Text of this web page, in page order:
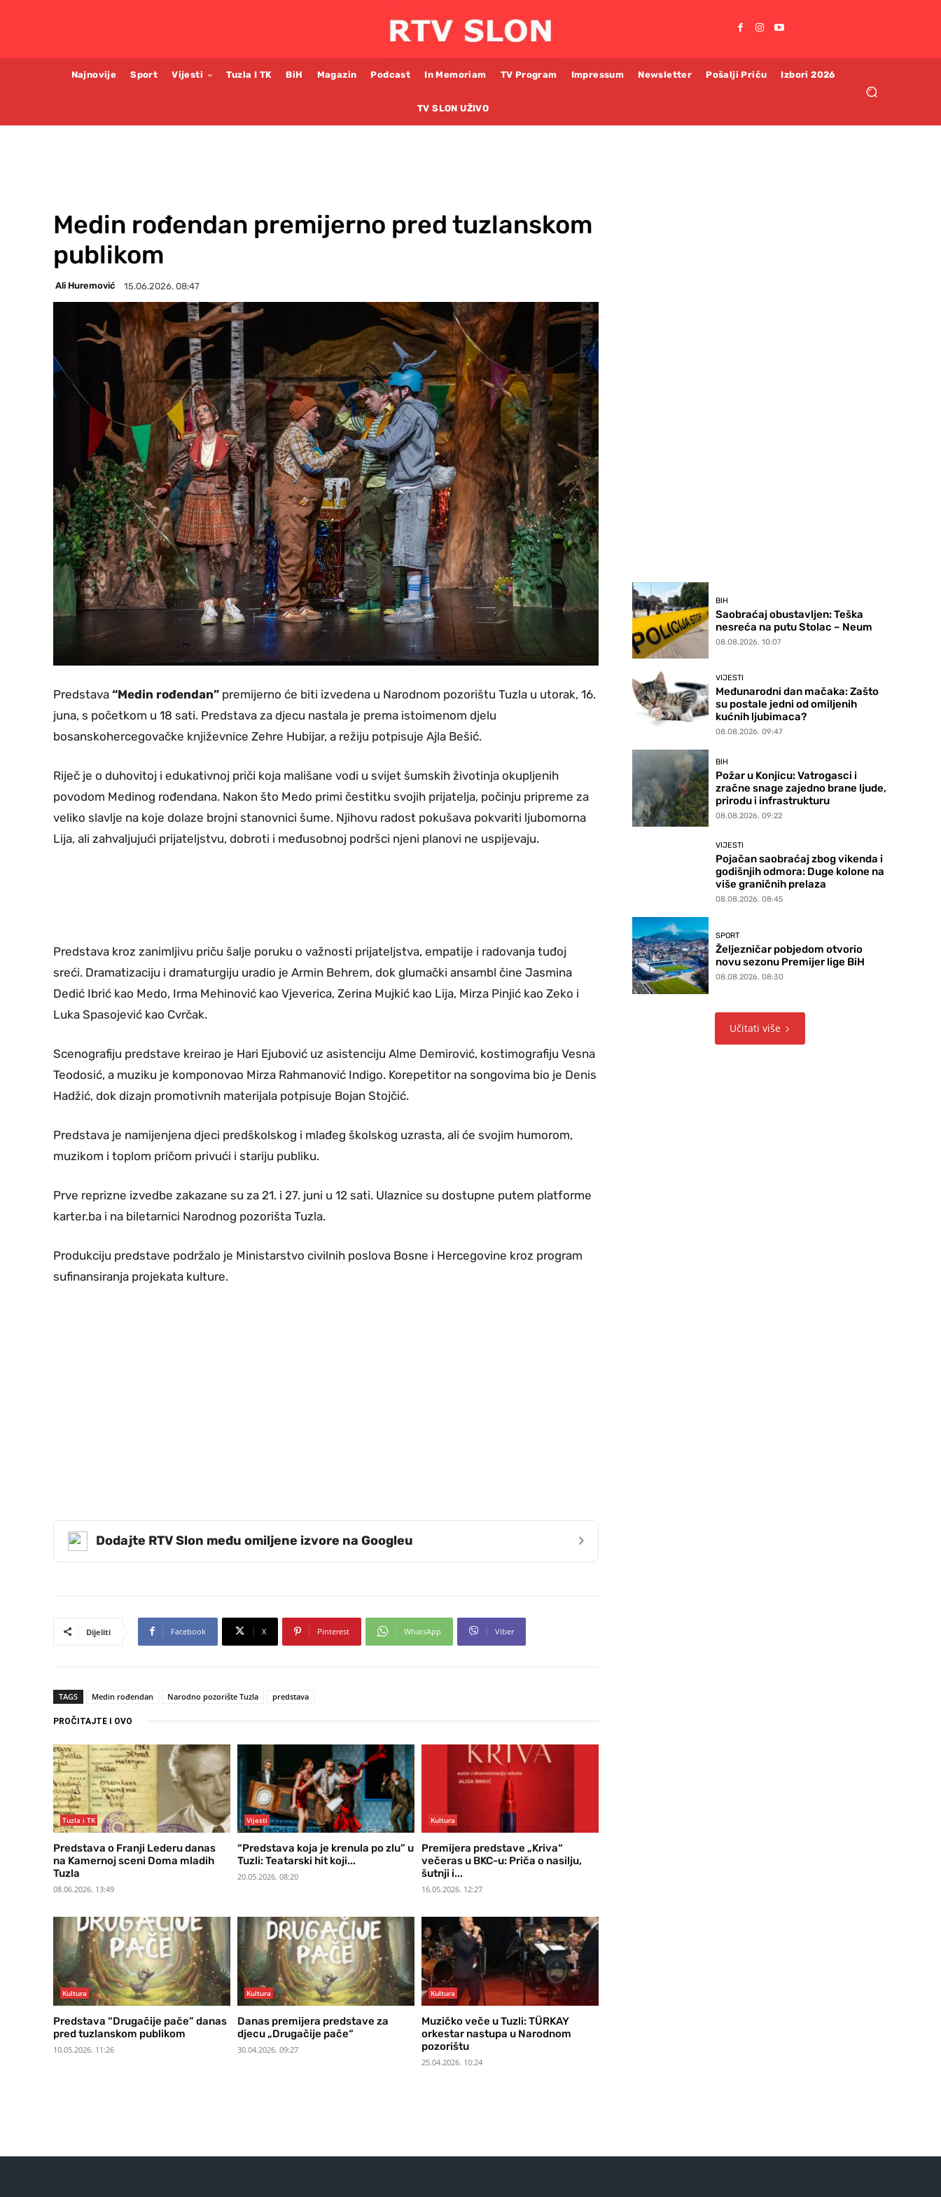
Najnovije Sport Vijesti Tuzla I TK BiH Magazin Podcast In Memoriam TV Program Impressum Newsletter Pošalji Priču Izbori 2026
TV SLON UŽIVO
Medin rođendan premijerno pred tuzlanskom
publikom
Ali Huremović 15.06.2026. 08:47
Predstava “Medin rođendan” premijerno će biti izvedena u Narodnom pozorištu Tuzla u utorak, 16.
juna, s početkom u 18 sati. Predstava za djecu nastala je prema istoimenom djelu
bosanskohercegovačke književnice Zehre Hubijar, a režiju potpisuje Ajla Bešić.
Riječ je o duhovitoj i edukativnoj priči koja mališane vodi u svijet šumskih životinja okupljenih
povodom Medinog rođendana. Nakon što Medo primi čestitku svojih prijatelja, počinju pripreme za
veliko slavlje na koje dolaze brojni stanovnici šume. Njihovu radost pokušava pokvariti ljubomorna
Lija, ali zahvaljujući prijateljstvu, dobroti i međusobnoj podršci njeni planovi ne uspijevaju.
Predstava kroz zanimljivu priču šalje poruku o važnosti prijateljstva, empatije i radovanja tuđoj
sreći. Dramatizaciju i dramaturgiju uradio je Armin Behrem, dok glumački ansambl čine Jasmina
Dedić Ibrić kao Medo, Irma Mehinović kao Vjeverica, Zerina Mujkić kao Lija, Mirza Pinjić kao Zeko i
Luka Spasojević kao Cvrčak.
Scenografiju predstave kreirao je Hari Ejubović uz asistenciju Alme Demirović, kostimografiju Vesna
Teodosić, a muziku je komponovao Mirza Rahmanović Indigo. Korepetitor na songovima bio je Denis
Hadžić, dok dizajn promotivnih materijala potpisuje Bojan Stojčić.
Predstava je namijenjena djeci predškolskog i mlađeg školskog uzrasta, ali će svojim humorom,
muzikom i toplom pričom privući i stariju publiku.
Prve reprizne izvedbe zakazane su za 21. i 27. juni u 12 sati. Ulaznice su dostupne putem platforme
karter.ba i na biletarnici Narodnog pozorišta Tuzla.
Produkciju predstave podržalo je Ministarstvo civilnih poslova Bosne i Hercegovine kroz program
sufinansiranja projekata kulture.
Dodajte RTV Slon među omiljene izvore na Googleu ›
Dijeliti Facebook X Pinterest WhatsApp Viber
TAGS Medin rođendan Narodno pozorište Tuzla predstava
PROČITAJTE I OVO
Tuzla i TK
Predstava o Franji Lederu danas
na Kamernoj sceni Doma mladih
Tuzla
08.06.2026. 13:49
Vijesti
“Predstava koja je krenula po zlu” u
Tuzli: Teatarski hit koji...
20.05.2026. 08:20
Kultura
Premijera predstave „Kriva“
večeras u BKC-u: Priča o nasilju,
šutnji i...
16.05.2026. 12:27
Kultura
Predstava “Drugačije pače” danas
pred tuzlanskom publikom
10.05.2026. 11:26
Kultura
Danas premijera predstave za
djecu „Drugačije pače“
30.04.2026. 09:27
Kultura
Muzičko veče u Tuzli: TÜRKAY
orkestar nastupa u Narodnom
pozorištu
25.04.2026. 10:24
BIH
Saobraćaj obustavljen: Teška
nesreća na putu Stolac – Neum
08.08.2026. 10:07
VIJESTI
Međunarodni dan mačaka: Zašto
su postale jedni od omiljenih
kućnih ljubimaca?
08.08.2026. 09:47
BIH
Požar u Konjicu: Vatrogasci i
zračne snage zajedno brane ljude,
prirodu i infrastrukturu
08.08.2026. 09:22
VIJESTI
Pojačan saobraćaj zbog vikenda i
godišnjih odmora: Duge kolone na
više graničnih prelaza
08.08.2026. 08:45
SPORT
Željezničar pobjedom otvorio
novu sezonu Premijer lige BiH
08.08.2026. 08:30
Učitati više